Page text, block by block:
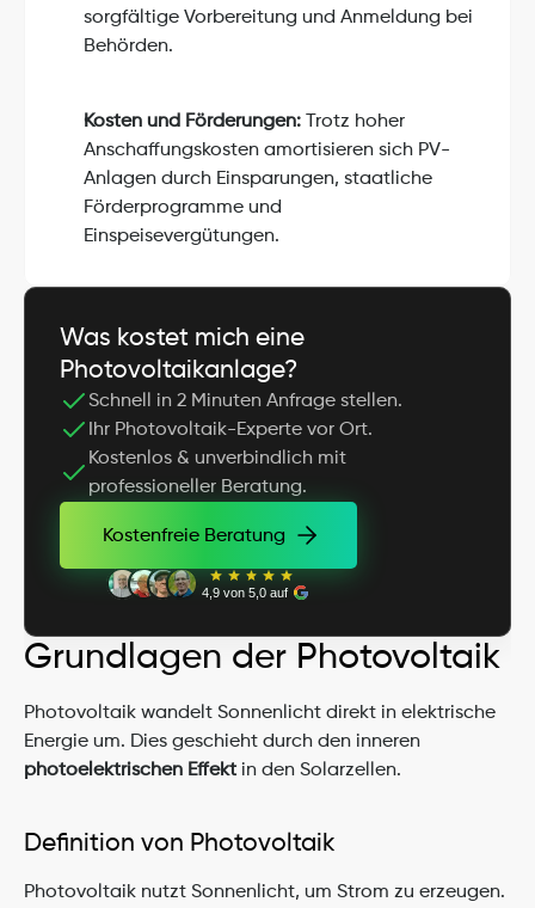
sorgfältige Vorbereitung und Anmeldung bei
Behörden.
Kosten und Förderungen: Trotz hoher
Anschaffungskosten amortisieren sich PV-
Anlagen durch Einsparungen, staatliche
Förderprogramme und
Einspeisevergütungen.
Was kostet mich eine
Photovoltaikanlage?
Schnell in 2 Minuten Anfrage stellen.
Ihr Photovoltaik-Experte vor Ort.
Kostenlos & unverbindlich mit
professioneller Beratung.
Kostenfreie Beratung
4,9 von 5,0 auf
Grundlagen der Photovoltaik
Photovoltaik wandelt Sonnenlicht direkt in elektrische
photoelektrischen Effekt in den Solarzellen.
Definition von Photovoltaik
Photovoltaik nutzt Sonnenlicht, um Strom zu erzeugen.